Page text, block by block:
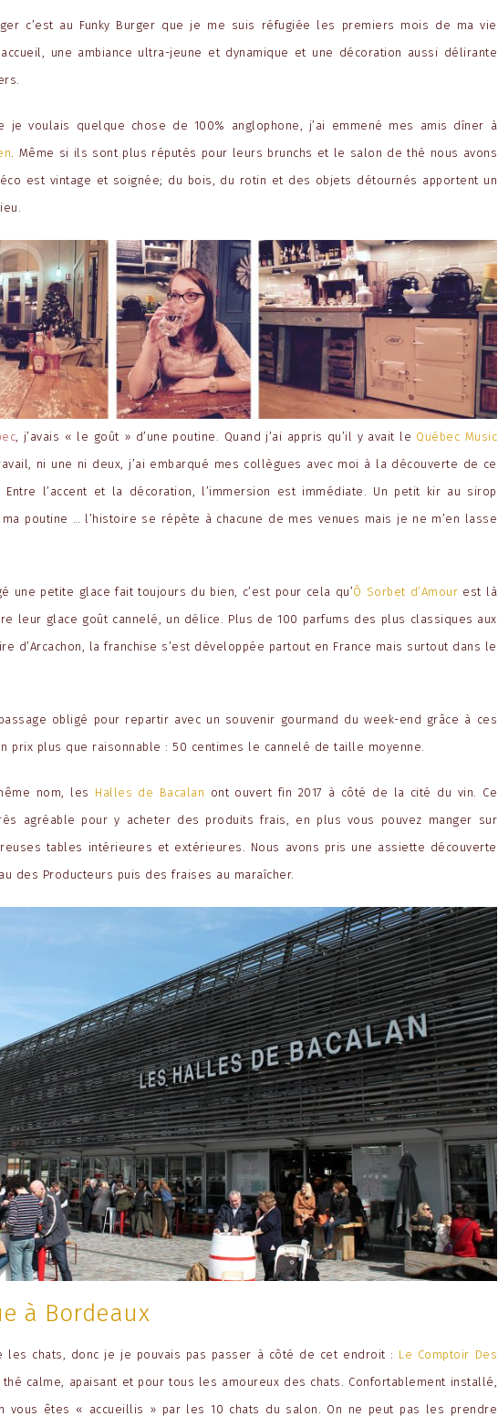
c’est au Funky Burger que je me suis réfugiée les premiers mois de ma vie
une ambiance ultra-jeune et dynamique et une décoration aussi délirante
je voulais quelque chose de 100% anglophone, j’ai emmené mes amis dîner à
. Même si ils sont plus réputés pour leurs brunchs et le salon de thé nous avons
est vintage et soignée; du bois, du rotin et des objets détournés apportent un
, j’avais « le goût » d’une poutine. Quand j’ai appris qu’il y avait le Québec Music
ni une ni deux, j’ai embarqué mes collègues avec moi à la découverte de ce
Entre l’accent et la décoration, l’immersion est immédiate. Un petit kir au sirop
poutine … l’histoire se répète à chacune de mes venues mais je ne m’en lasse
une petite glace fait toujours du bien, c’est pour cela qu’Ô Sorbet d’Amour est là
leur glace goût cannelé, un délice. Plus de 100 parfums des plus classiques aux
d’Arcachon, la franchise s’est développée partout en France mais surtout dans le
obligé pour repartir avec un souvenir gourmand du week-end grâce à ces
prix plus que raisonnable : 50 centimes le cannelé de taille moyenne.
nom, les Halles de Bacalan ont ouvert fin 2017 à côté de la cité du vin. Ce
agréable pour y acheter des produits frais, en plus vous pouvez manger sur
tables intérieures et extérieures. Nous avons pris une assiette découverte
des Producteurs puis des fraises au maraîcher.
à Bordeaux
les chats, donc je je pouvais pas passer à côté de cet endroit : Le Comptoir Des
calme, apaisant et pour tous les amoureux des chats. Confortablement installé,
vous êtes « accueillis » par les 10 chats du salon. On ne peut pas les prendre